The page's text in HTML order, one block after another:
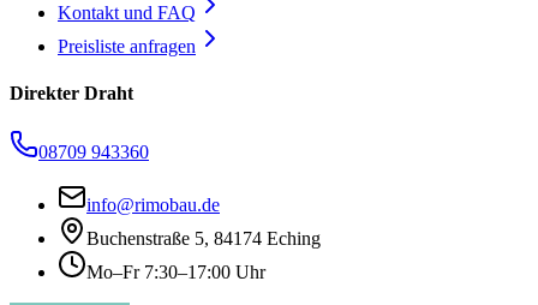
Kontakt und FAQ
Preisliste anfragen
Direkter Draht
08709 943360
info@rimobau.de
Buchenstraße 5, 84174 Eching
Mo–Fr 7:30–17:00 Uhr